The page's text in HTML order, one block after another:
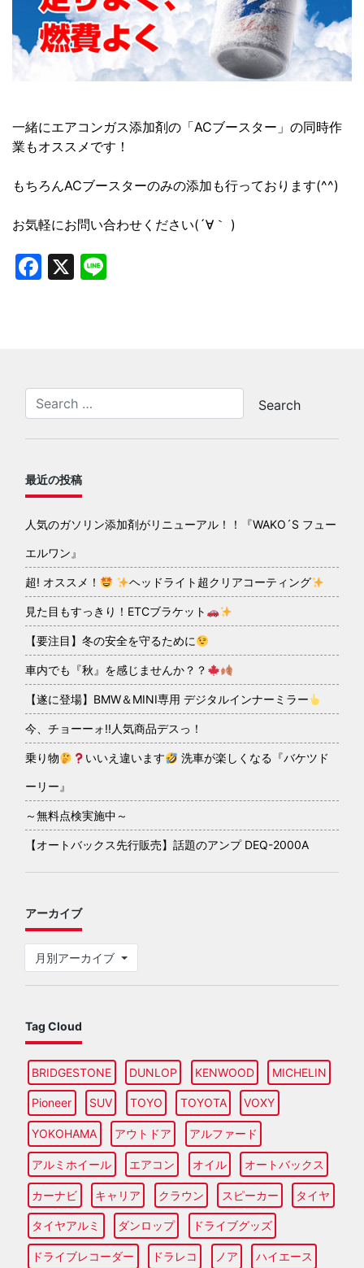
一緒にエアコンガス添加剤の「ACブースター」の同時作
業もオススメです！
もちろんACブースターのみの添加も行っております(^^)
お気軽にお問い合わせください(´∀｀ )
Facebook
X
最近の投稿
人気のガソリン添加剤がリニューアル！！『WAKO´S フュー
エルワン』
超! オススメ！ ヘッドライト超クリアコーティング
見た目もすっきり！ETCブラケット
【要注目】冬の安全を守るために
車内でも『秋』を感じませんか？？
【遂に登場】BMW＆MINI専用 デジタルインナーミラー
今、チョーーォ!!人気商品デスっ！
乗り物 いいえ違います 洗車が楽しくなる『バケツド
ーリー』
～無料点検実施中～
【オートバックス先行販売】話題のアンプ DEQ-2000A
アーカイブ
月別アーカイブ
Tag Cloud
BRIDGESTONE DUNLOP KENWOOD MICHELIN
Pioneer SUV TOYO TOYOTA VOXY
YOKOHAMA アウトドア アルファード
アルミホイール エアコン オイル オートバックス
カーナビ キャリア クラウン スピーカー タイヤ
タイヤアルミ ダンロップ ドライブグッズ
ドライブレコーダー ドラレコ ノア ハイエース